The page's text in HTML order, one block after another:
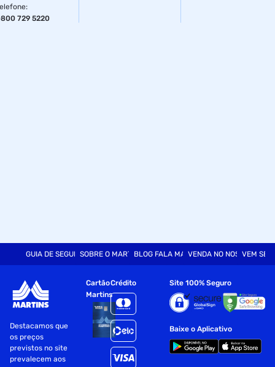
:
729 5220
GUIA DE SEGURANÇASOBRE O MARTINSBLOG FALA MARTVENDA NO NOSSO SITE
VEM SER
Destacamos que
os preços
previstos no site
prevalecem aos
Cartão
Martins
Crédito Site 100% Seguro
Baixe o Aplicativo